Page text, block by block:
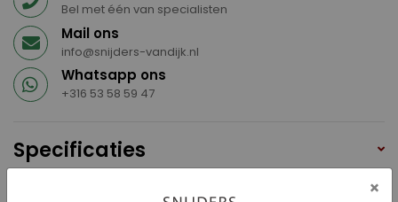
Bel met één van specialisten
Mail ons
info@snijders-vandijk.nl
Whatsapp ons
+316 53 58 59 47
Specificaties
×